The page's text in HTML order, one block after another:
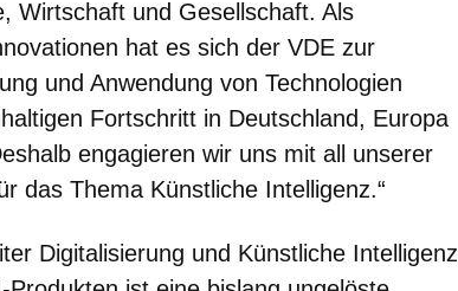
Wirtschaft und Gesellschaft. Als
hat es sich der VDE zur
und Anwendung von Technologien
Fortschritt in Deutschland, Europa
engagieren wir uns mit all unserer
das Thema Künstliche Intelligenz.“
Digitalisierung und Künstliche Intelligenz